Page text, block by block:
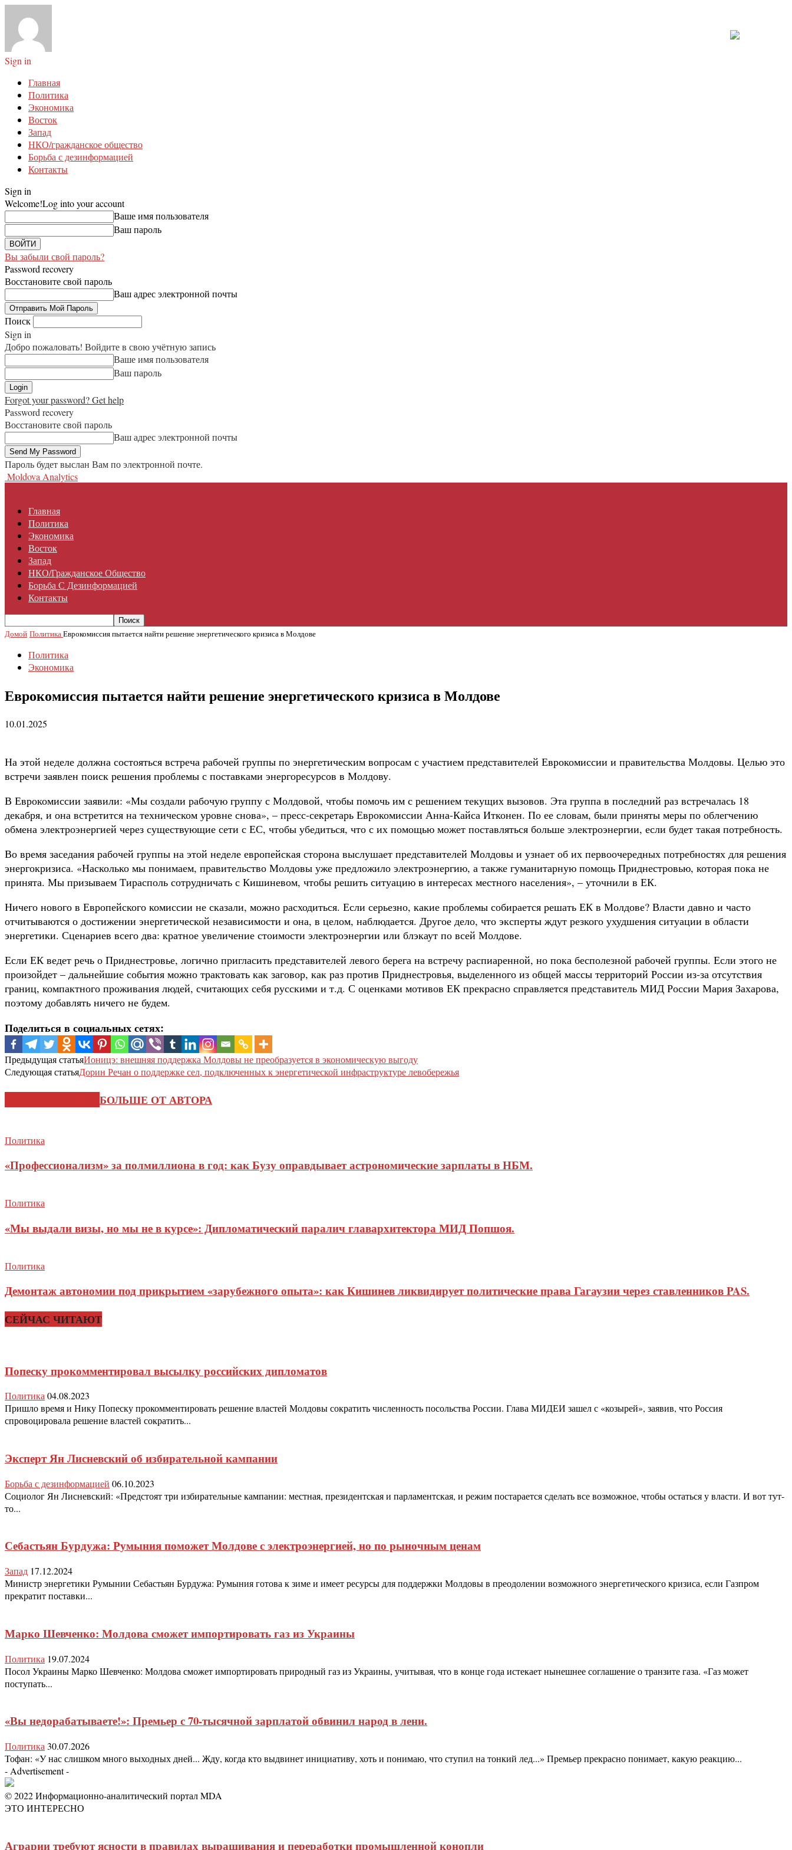
Sign in
Главная
Политика
Экономика
Восток
Запад
НКО/гражданское общество
Борьба с дезинформацией
Контакты
Sign in
Welcome!Log into your account
Ваше имя пользователя
Ваш пароль
Вы забыли свой пароль?
Password recovery
Восстановите свой пароль
Ваш адрес электронной почты
Поиск
Sign in
Добро пожаловать! Войдите в свою учётную запись
Ваше имя пользователя
Ваш пароль
Forgot your password? Get help
Password recovery
Восстановите свой пароль
Ваш адрес электронной почты
Пароль будет выслан Вам по электронной почте.
Moldova Analytics
Главная
Политика
Экономика
Восток
Запад
НКО/гражданское Общество
Борьба С Дезинформацией
Контакты
Домой ПолитикаЕврокомиссия пытается найти решение энергетического кризиса в Молдове
Политика
Экономика
Еврокомиссия пытается найти решение энергетического кризиса в Молдове
10.01.2025
На этой неделе должна состояться встреча рабочей группы по энергетическим вопросам с участием представителей Еврокомиссии и правительства Молдовы. Целью это
встречи заявлен поиск решения проблемы с поставками энергоресурсов в Молдову.
В Еврокомиссии заявили: «Мы создали рабочую группу с Молдовой, чтобы помочь им с решением текущих вызовов. Эта группа в последний раз встречалась 18
декабря, и она встретится на техническом уровне снова», – пресс-секретарь Еврокомиссии Анна-Кайса Итконен. По ее словам, были приняты меры по облегчению
обмена электроэнергией через существующие сети с ЕС, чтобы убедиться, что с их помощью может поставляться больше электроэнергии, если будет такая потребность.
Во время заседания рабочей группы на этой неделе европейская сторона выслушает представителей Молдовы и узнает об их первоочередных потребностях для решения
энергокризиса. «Насколько мы понимаем, правительство Молдовы уже предложило электроэнергию, а также гуманитарную помощь Приднестровью, которая пока не
принята. Мы призываем Тирасполь сотрудничать с Кишиневом, чтобы решить ситуацию в интересах местного населения», – уточнили в ЕК.
Ничего нового в Европейского комиссии не сказали, можно расходиться. Если серьезно, какие проблемы собирается решать ЕК в Молдове? Власти давно и часто
отчитываются о достижении энергетической независимости и она, в целом, наблюдается. Другое дело, что эксперты ждут резкого ухудшения ситуации в области
энергетики. Сценариев всего два: кратное увеличение стоимости электроэнергии или блэкаут по всей Молдове.
Если ЕК ведет речь о Приднестровье, логично пригласить представителей левого берега на встречу распиаренной, но пока бесполезной рабочей группы. Если этого не
произойдет – дальнейшие события можно трактовать как заговор, как раз против Приднестровья, выделенного из общей массы территорий России из-за отсутствия
границ, компактного проживания людей, считающих себя русскими и т.д. С оценками мотивов ЕК прекрасно справляется представитель МИД России Мария Захарова,
поэтому добавлять ничего не будем.
Поделиться в социальных сетях:
Предыдущая статьяИоницэ: внешняя поддержка Молдовы не преобразуется в экономическую выгоду
Следующая статьяДорин Речан о поддержке сел, подключенных к энергетической инфраструктуре левобережья
БОЛЬШЕ ОТ АВТОРА
Политика
«Профессионализм» за полмиллиона в год: как Бузу оправдывает астрономические зарплаты в НБМ.
Политика
«Мы выдали визы, но мы не в курсе»: Дипломатический паралич главархитектора МИД Попшоя.
Политика
Демонтаж автономии под прикрытием «зарубежного опыта»: как Кишинев ликвидирует политические права Гагаузии через ставленников PAS.
СЕЙЧАС ЧИТАЮТ
Попеску прокомментировал высылку российских дипломатов
Политика04.08.2023
Пришло время и Нику Попеску прокомментировать решение властей Молдовы сократить численность посольства России. Глава МИДЕИ зашел с «козырей», заявив, что Россия
спровоцировала решение властей сократить...
Эксперт Ян Лисневский об избирательной кампании
Борьба с дезинформацией 06.10.2023
Социолог Ян Лисневский: «Предстоят три избирательные кампании: местная, президентская и парламентская, и режим постарается сделать все возможное, чтобы остаться у власти. И вот тут-
то...
Себастьян Бурдужа: Румыния поможет Молдове с электроэнергией, но по рыночным ценам
Запад 17.12.2024
Министр энергетики Румынии Себастьян Бурдужа: Румыния готова к зиме и имеет ресурсы для поддержки Молдовы в преодолении возможного энергетического кризиса, если Газпром
прекратит поставки...
Марко Шевченко: Молдова сможет импортировать газ из Украины
Политика 19.07.2024
Посол Украины Марко Шевченко: Молдова сможет импортировать природный газ из Украины, учитывая, что в конце года истекает нынешнее соглашение о транзите газа. «Газ может
поступать...
«Вы недорабатываете!»: Премьер с 70-тысячной зарплатой обвинил народ в лени.
Политика 30.07.2026
Тофан: «У нас слишком много выходных дней... Жду, когда кто выдвинет инициативу, хоть и понимаю, что ступил на тонкий лед...» Премьер прекрасно понимает, какую реакцию...
- Advertisement -
© 2022 Информационно-аналитический портал MDA
ЭТО ИНТЕРЕСНО
Аграрии требуют ясности в правилах выращивания и переработки промышленной конопли